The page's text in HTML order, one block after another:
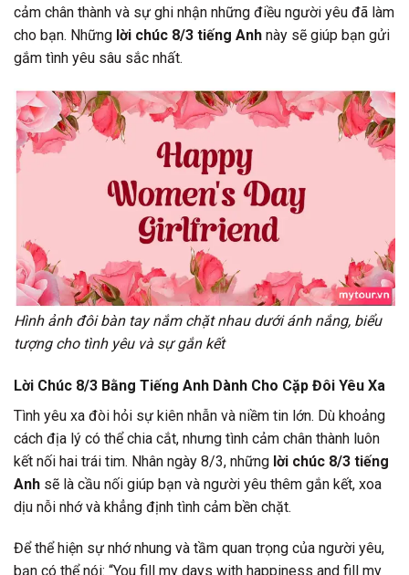
cảm chân thành và sự ghi nhận những điều người yêu đã làm
cho bạn. Những lời chúc 8/3 tiếng Anh này sẽ giúp bạn gửi
gắm tình yêu sâu sắc nhất.
Hình ảnh đôi bàn tay nắm chặt nhau dưới ánh nắng, biểu
tượng cho tình yêu và sự gắn kết
Lời Chúc 8/3 Bằng Tiếng Anh Dành Cho Cặp Đôi Yêu Xa
Tình yêu xa đòi hỏi sự kiên nhẫn và niềm tin lớn. Dù khoảng
cách địa lý có thể chia cắt, nhưng tình cảm chân thành luôn
kết nối hai trái tim. Nhân ngày 8/3, những lời chúc 8/3 tiếng
Anh sẽ là cầu nối giúp bạn và người yêu thêm gắn kết, xoa
dịu nỗi nhớ và khẳng định tình cảm bền chặt.
Để thể hiện sự nhớ nhung và tầm quan trọng của người yêu,
bạn có thể nói: “You fill my days with happiness and fill my